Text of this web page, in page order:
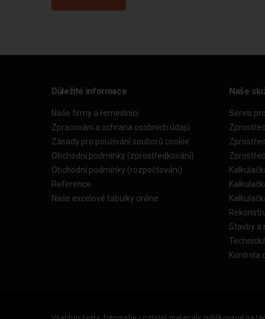
Důležité informace
Naše firmy a řemeslníci
Zpracování a ochrana osobních údajů
Zásady pro používání souborů cookie
Obchodní podmínky (zprostředkování)
Obchodní podmínky (rozpočtování)
Reference
Naše excelové tabulky online
Naše
Servis
Stavby a
Kontrola